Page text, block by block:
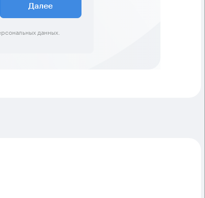
Далее
данных.